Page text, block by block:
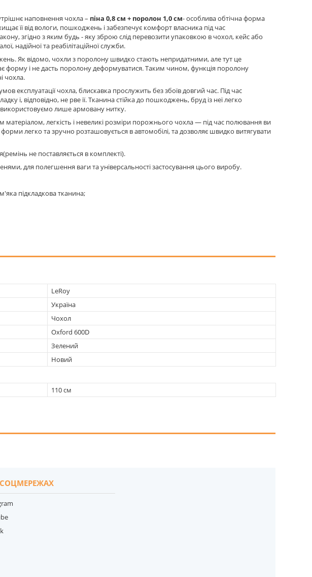
наповнення чохла – піна 0,8 см + поролон 1,0 см- особлива обтічна форма
її від вологи, пошкоджень і забезпечує комфорт власника під час
згідно з яким будь - яку зброю слід перевозити упаковкою в чохол, кейс або
надійної та реабілітаційної служби.
Як відомо, чохли з поролону швидко стають непридатними, але тут це
форму і не дасть поролону деформуватися. Таким чином, функція поролону
чохла.
експлуатації чохла, блискавка прослужить без збоїв довгий час. Під час
і, відповідно, не рве її. Тканина стійка до пошкоджень, бруд із неї легко
лише армовану нитку.
матеріалом, легкість і невеликі розміри порожнього чохла — під час полювання ви
легко та зручно розташовується в автомобілі, та дозволяє швидко витягувати
не поставляється в комплекті).
для полегшення ваги та універсальності застосування цього виробу.
підкладкова тканина;
LeRoy
Україна
Чохол
Oxford 600D
Зелений
Новий
110 см